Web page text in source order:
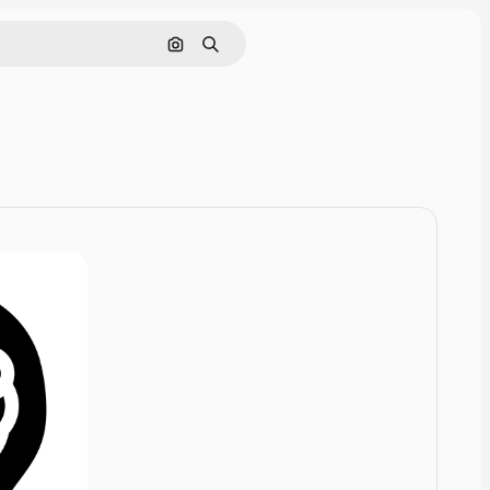
Nach Bild suchen
Suchen